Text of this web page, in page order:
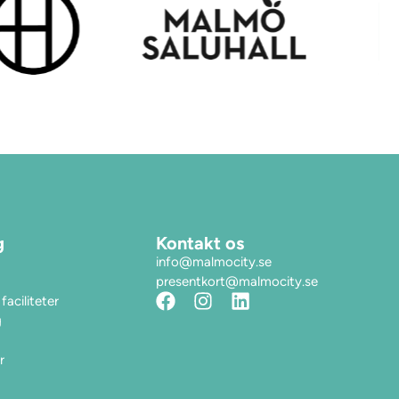
faciliteter
Kontakt os
info@malmocity.se
presentkort@malmocity.se